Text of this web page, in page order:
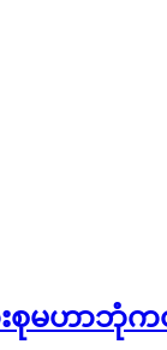
ားစုမဟာဘုံ